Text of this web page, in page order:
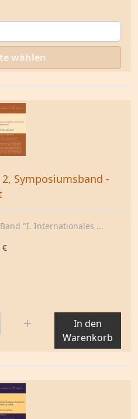
wählen
Symposiumsband -
"I. Internationales ...
€
In den
Warenkorb